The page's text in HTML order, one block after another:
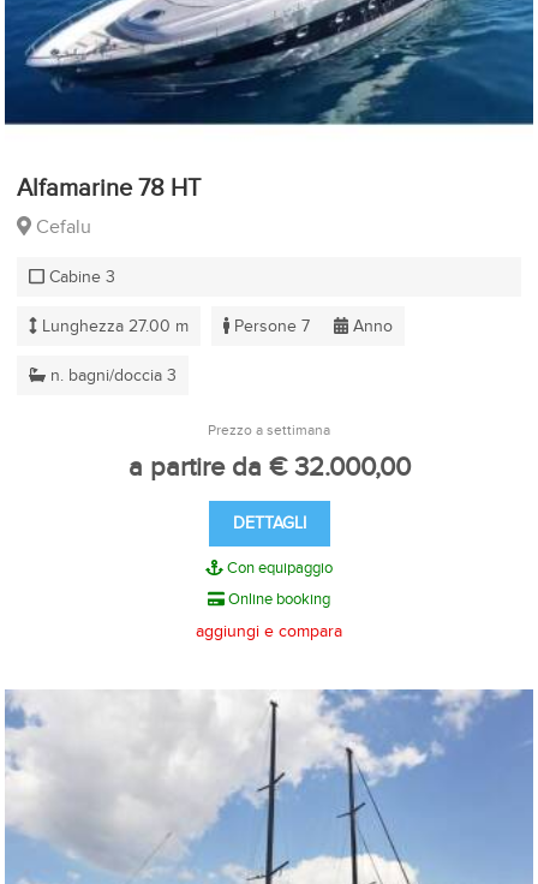
Alfamarine 78 HT
Cefalu
Cabine 3
Lunghezza 27.00 m Persone 7 Anno
n. bagni/doccia 3
Prezzo a settimana
a partire da € 32.000,00
DETTAGLI
Con equipaggio
Online booking
aggiungi e compara